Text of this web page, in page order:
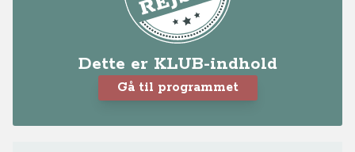
Dette er KLUB-indhold
Gå til programmet